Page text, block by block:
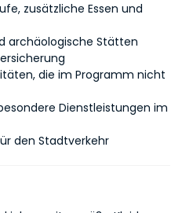
zusätzliche Essen und
archäologische Stätten
die im Programm nicht
Dienstleistungen im
den Stadtverkehr